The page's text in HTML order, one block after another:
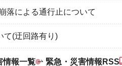
落による通行止について
て(迂回路有り)
情報一覧 緊急・災害情報RSS